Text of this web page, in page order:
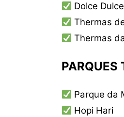
Dolce Dulce
Thermas
Thermas
PARQUES
Parque da
Hopi Hari